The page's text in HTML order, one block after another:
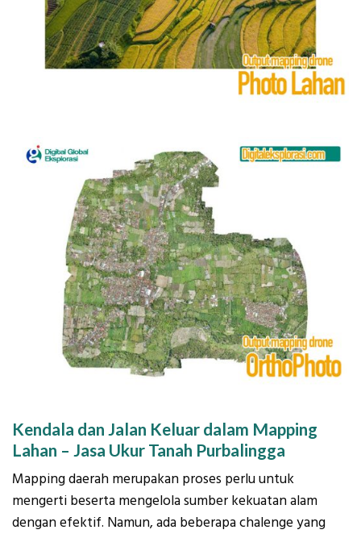
Kendala dan Jalan Keluar dalam Mapping
Lahan – Jasa Ukur Tanah Purbalingga
Mapping daerah merupakan proses perlu untuk
mengerti beserta mengelola sumber kekuatan alam
dengan efektif. Namun, ada beberapa chalenge yang